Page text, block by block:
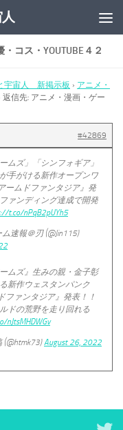
コス・YOUTUBE４２
宇宙人 新掲示板 › アニメ・
返信先: アニメ・漫画・ゲー
#42869
ムズ」「シンフォギア」
手がける新作オープンワ
ームドファンタジア』発
ァンディング達成で開発
t.co/nPqB2pUYh5
速報＠刃 (@Jin115)
ームズ』生みの親・金子彰
新作ウェスタンパンク
ファンタジア』発表！！
ドの荒野を走り回れる
nJtsMHDWGv
August 26, 2022